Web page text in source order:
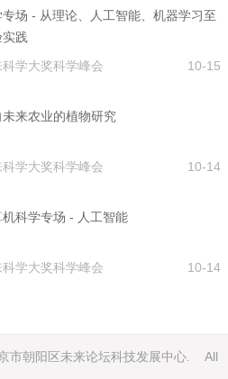
专场 - 从理论、人工智能、机器学习至
实践
科学大奖科学峰会
10-15
未来农业的植物研究
科学大奖科学峰会 10-14
机科学专场 - 人工智能
科学大奖科学峰会 10-14
市朝阳区未来论坛科技发展中心. All